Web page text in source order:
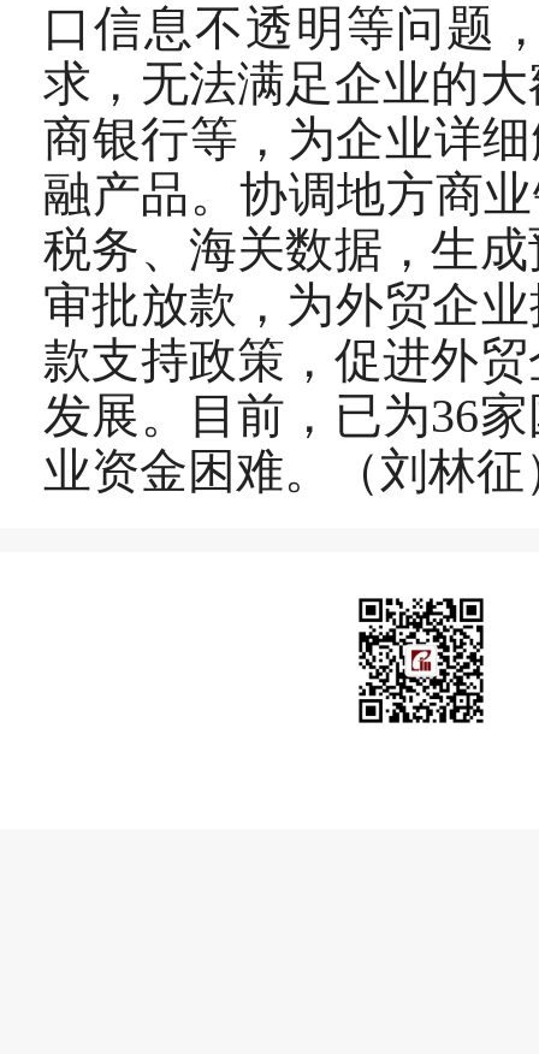
口信息不透明等问题
求，无法满足企业的
商银行等，为企业详
融产品。协调地方商
税务、海关数据，生
审批放款，为外贸企
款支持政策，促进外
发展。目前，已为36
业资金困难。（刘林征